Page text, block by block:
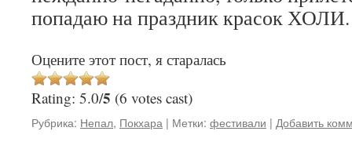
попадаю на праздник красок
Оцените этот пост, я старалась
Rating: 5.0/5 (6 votes cast)
Рубрика: Непал, Покхара | Метки: фестивали | Добавить